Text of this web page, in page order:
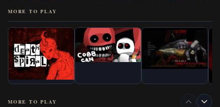
MORE TO PLAY
MORE TO PLAY